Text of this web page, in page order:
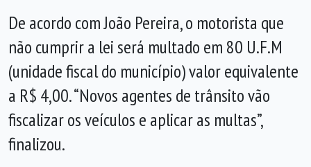
De acordo com João Pereira, o motorista que
não cumprir a lei será multado em 80 U.F.M
(unidade fiscal do município) valor equivalente
a R$ 4,00. “Novos agentes de trânsito vão
fiscalizar os veículos e aplicar as multas”,
finalizou.